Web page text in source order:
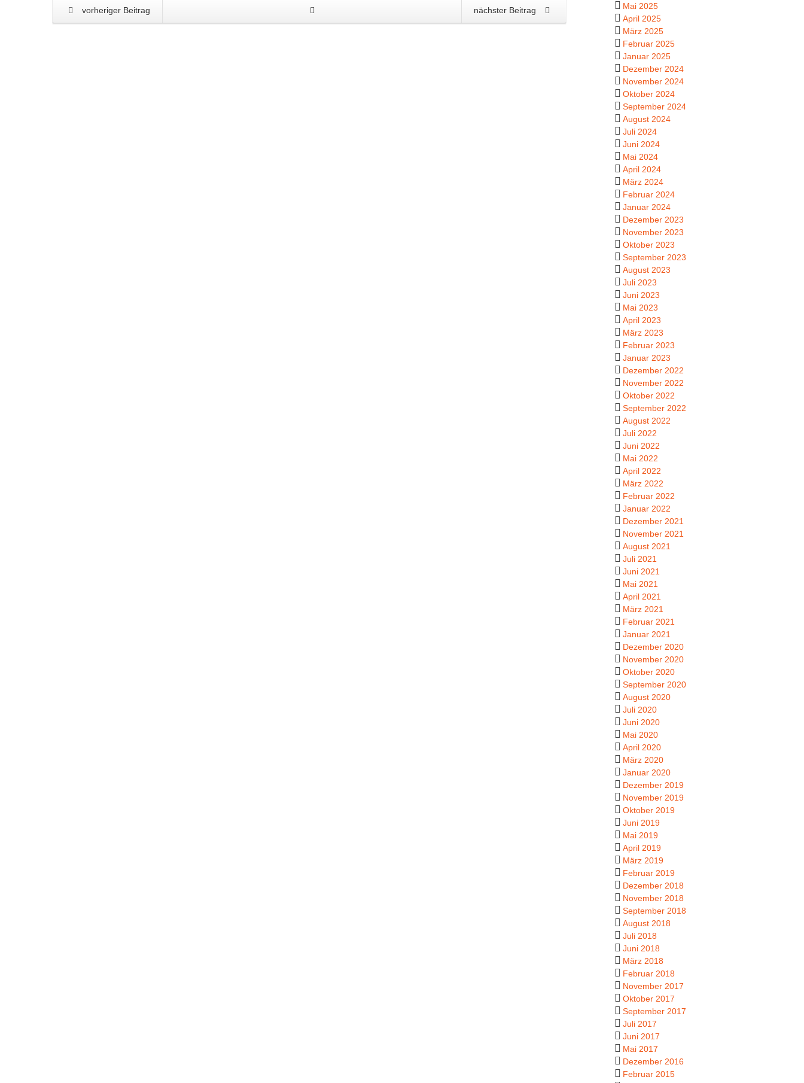
nächster Beitrag
vorheriger Beitrag
Mai 2025
April 2025
März 2025
Februar 2025
Januar 2025
Dezember 2024
November 2024
Oktober 2024
September 2024
August 2024
Juli 2024
Juni 2024
Mai 2024
April 2024
März 2024
Februar 2024
Januar 2024
Dezember 2023
November 2023
Oktober 2023
September 2023
August 2023
Juli 2023
Juni 2023
Mai 2023
April 2023
März 2023
Februar 2023
Januar 2023
Dezember 2022
November 2022
Oktober 2022
September 2022
August 2022
Juli 2022
Juni 2022
Mai 2022
April 2022
März 2022
Februar 2022
Januar 2022
Dezember 2021
November 2021
August 2021
Juli 2021
Juni 2021
Mai 2021
April 2021
März 2021
Februar 2021
Januar 2021
Dezember 2020
November 2020
Oktober 2020
September 2020
August 2020
Juli 2020
Juni 2020
Mai 2020
April 2020
März 2020
Januar 2020
Dezember 2019
November 2019
Oktober 2019
Juni 2019
Mai 2019
April 2019
März 2019
Februar 2019
Dezember 2018
November 2018
September 2018
August 2018
Juli 2018
Juni 2018
März 2018
Februar 2018
November 2017
Oktober 2017
September 2017
Juli 2017
Juni 2017
Mai 2017
Dezember 2016
Februar 2015